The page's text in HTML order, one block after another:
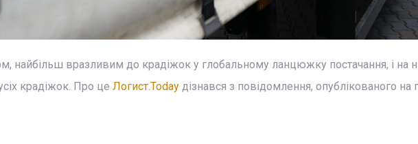
найбільш вразливим до крадіжок у глобальному ланцюжку постачання, і на
крадіжок. Про це Логист.Todayдізнався з повідомлення, опублікованого на